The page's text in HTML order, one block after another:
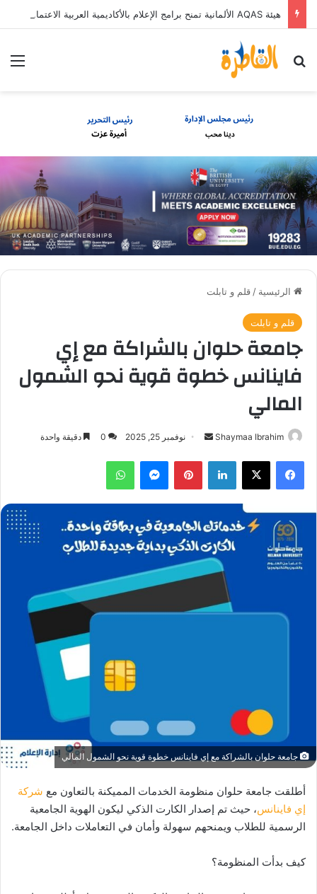
هيئة AQAS الألمانية تمنح برامج الإعلام بالأكاديمية العربية الاعتماد غير المشروط وفق المعايير الأوروبية
بحث عن
الرئيسية / قلم و تابلت
قلم و تابلت
جامعة حلوان بالشراكة مع إي
فاينانس خطوة قوية نحو الشمول
المالي
Shaymaa Ibrahim
أرسل
إلكترونيا
نوفمبر 25, 2025 0 دقيقة واحدة
فيسبوك ‫X لينكدإن بينتيريستماسنجر واتساب
جامعة حلوان بالشراكة مع إي فاينانس خطوة قوية نحو الشمول المالي
أطلقت جامعة حلوان منظومة الخدمات المميكنة بالتعاون مع شركة
إي فاينانس، حيث تم إصدار الكارت الذكي ليكون الهوية الجامعية
الرسمية للطلاب ويمنحهم سهولة وأمان في التعاملات داخل الجامعة.
كيف بدأت المنظومة؟